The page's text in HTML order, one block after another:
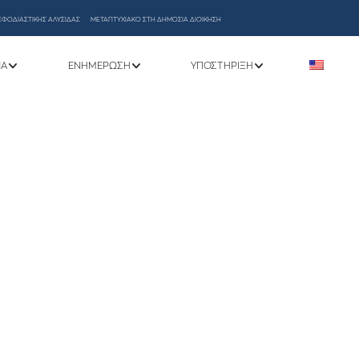
ΑΛΥΣΙΔΑΣ ΜΕΤΑΠΤΥΧΙΑΚΟ ΣΤΗ ΔΗΜΟΣΙΑ ΔΙΟΙΚΗΣΗ
ΕΝΗΜΈΡΩΣΗ ΥΠΟΣΤΉΡΙΞΗ